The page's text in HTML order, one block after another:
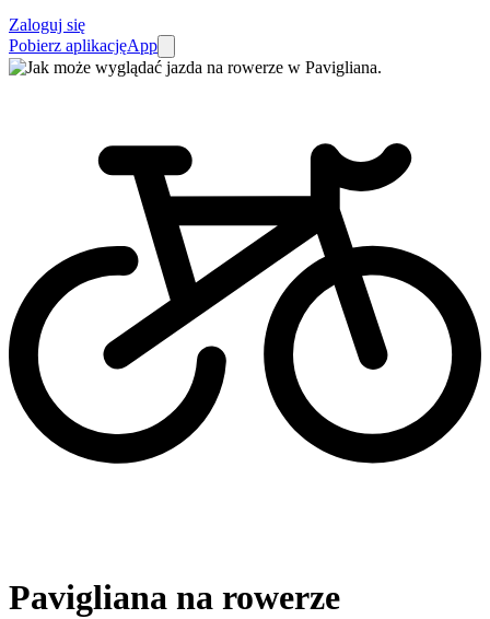
Zaloguj się
Pobierz aplikacjęApp
Pavigliana na rowerze